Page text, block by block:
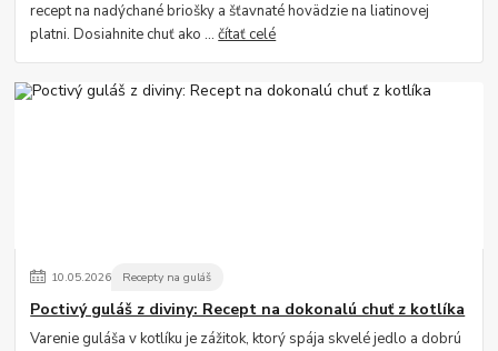
recept na nadýchané briošky a šťavnaté hovädzie na liatinovej
platni. Dosiahnite chuť ako ...čítať celé
10.05.2026 Recepty na guláš
Poctivý guláš z diviny: Recept na dokonalú chuť z kotlíka
Varenie guláša v kotlíku je zážitok, ktorý spája skvelé jedlo a dobrú